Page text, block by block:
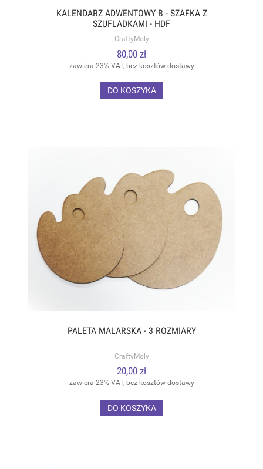
KALENDARZ ADWENTOWY B - SZAFKA Z
SZUFLADKAMI - HDF
CraftyMoly
80,00 zł
zawiera 23% VAT, bez kosztów dostawy
DO KOSZYKA
PALETA MALARSKA - 3 ROZMIARY
CraftyMoly
20,00 zł
zawiera 23% VAT, bez kosztów dostawy
DO KOSZYKA